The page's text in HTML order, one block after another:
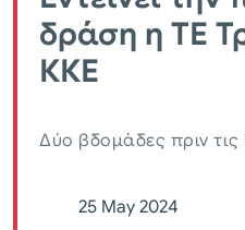
δράση η ΤΕ
ΚΚΕ
Δύο βδομάδες πριν
25 May 2024